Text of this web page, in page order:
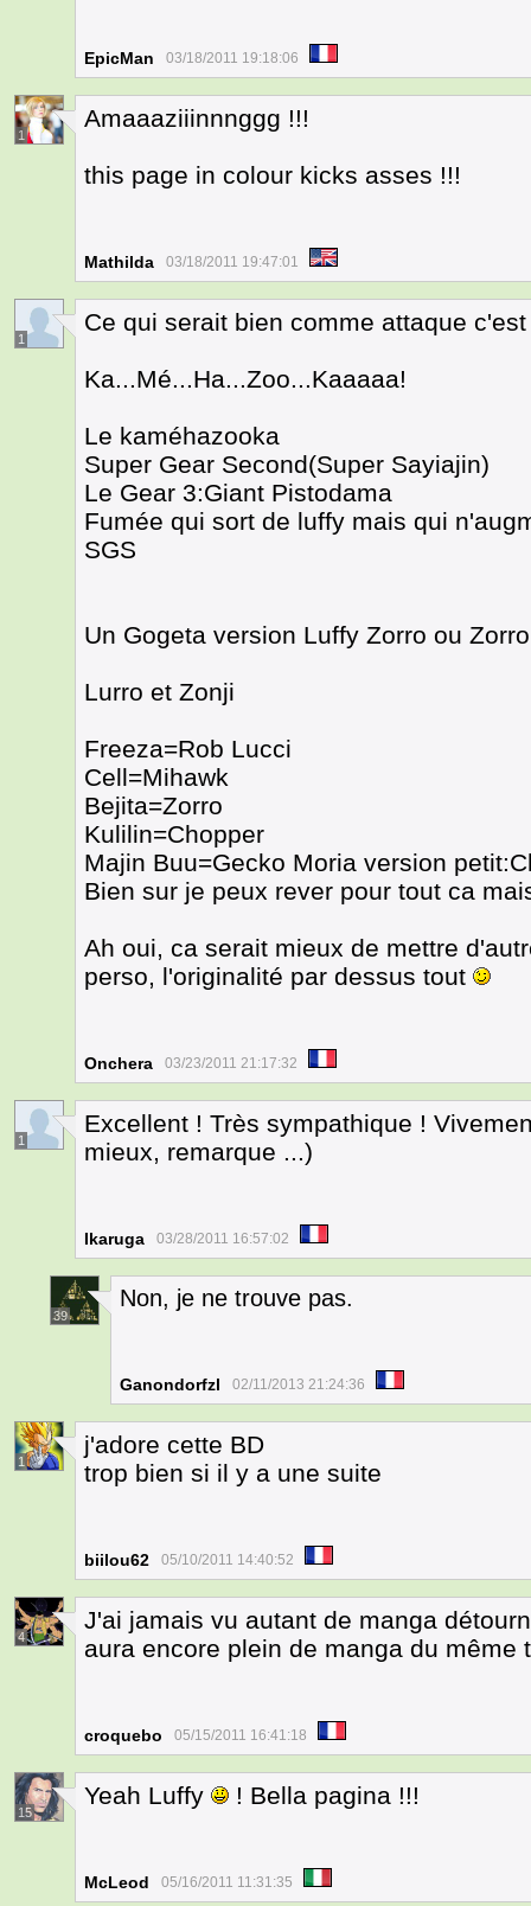
EpicMan 03/18/2011 19:18:06
1
Amaaaziiinnnggg !!!
this page in colour kicks asses !!!
Mathilda 03/18/2011 19:47:01
1
Ce qui serait bien comme attaque c'est
Ka...Mé...Ha...Zoo...Kaaaaa!
Le kaméhazooka
Super Gear Second(Super Sayiajin)
Le Gear 3:Giant Pistodama
Fumée qui sort de luffy mais qui
SGS
Un Gogeta version Luffy Zorro ou
Lurro et Zonji
Freeza=Rob Lucci
Cell=Mihawk
Bejita=Zorro
Kulilin=Chopper
Majin Buu=Gecko Moria version
Bien sur je peux rever pour tout ca
Ah oui, ca serait mieux de mettre
perso, l'originalité par dessus tout
Onchera 03/23/2011 21:17:32
1
Excellent ! Très sympathique !
mieux, remarque ...)
Ikaruga 03/28/2011 16:57:02
39
Non, je ne trouve pas.
Ganondorfzl 02/11/2013 21:24:36
1
j'adore cette BD
trop bien si il y a une suite
biilou62 05/10/2011 14:40:52
4
J'ai jamais vu autant de manga
aura encore plein de manga du même
croquebo 05/15/2011 16:41:18
15
Yeah Luffy ! Bella pagina !!!
McLeod 05/16/2011 11:31:35